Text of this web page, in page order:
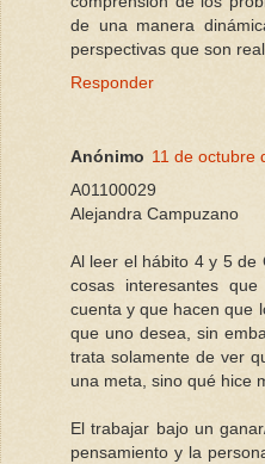
de una manera
perspectivas que son
Responder
Anónimo 11 de octubre
A01100029
Alejandra Campuzano
Al leer el hábito 4 y 5 de
cosas interesantes
cuenta y que hacen que
que uno desea, sin
trata solamente de ver
una meta, sino qué hice
El trabajar bajo un
pensamiento y la